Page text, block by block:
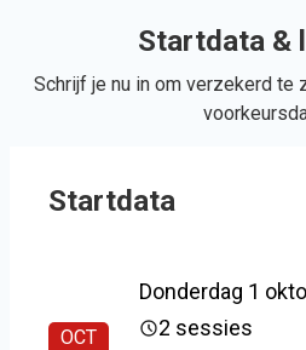
Startdata &
Schrijf je nu in om verzekerd te
Startdata
OCT
Donderdag 1
2 sessies